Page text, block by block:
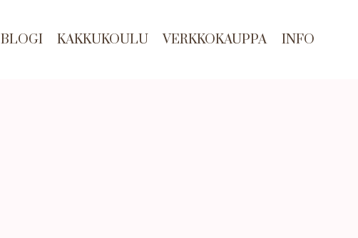
BLOGI KAKKUKOULU VERKKOKAUPPA INFO